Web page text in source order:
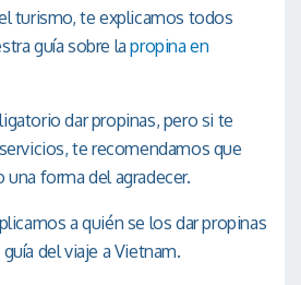
turismo, te explicamos todos
guía sobre lapropina en
dar propinas, pero si te
te recomendamos que
forma del agradecer.
a quién se los dar propinas
del viaje a Vietnam.